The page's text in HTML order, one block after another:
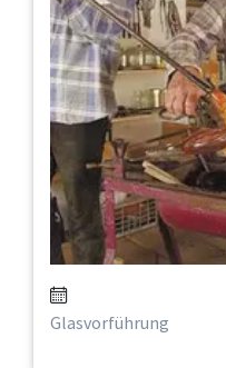
Glasvorführung